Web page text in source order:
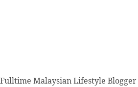
Fulltime Malaysian Lifestyle Blogger